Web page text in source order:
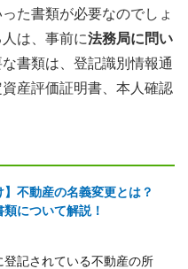
た書類が必要なのでしょ
は、事前に法務局に問い
書類は、登記識別情報通
産評価証明書、本人確認
】不動産の名義変更とは？
について解説！
記されている不動産の所